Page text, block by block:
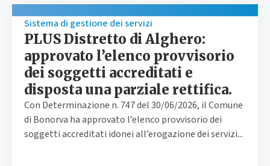
Sistema di gestione dei servizi
PLUS Distretto di Alghero:
approvato l’elenco provvisorio
dei soggetti accreditati e
disposta una parziale rettifica.
Con Determinazione n. 747 del 30/06/2026, il Comune
di Bonorva ha approvato l’elenco provvisorio dei
soggetti accreditati idonei all’erogazione dei servizi...